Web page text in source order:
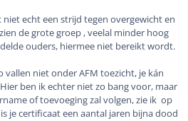
echt een strijd tegen overgewicht en
de grote groep , veelal minder hoog
ouders, hiermee niet bereikt wordt.
vallen niet onder AFM toezicht, je kán
ben ik echter niet zo bang voor, maar
of toevoeging zal volgen, zie ik op
je certificaat een aantal jaren bijna dood